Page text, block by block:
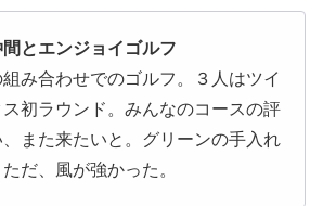
とエンジョイゴルフ
み合わせでのゴルフ。３人はツイ
ス初ラウンド。みんなのコースの評
また来たいと。グリーンの手入れ
だ、風が強かった。